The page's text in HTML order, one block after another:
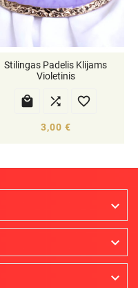
Stilingas Padelis Klijams
Violetinis
  
3,00 €


